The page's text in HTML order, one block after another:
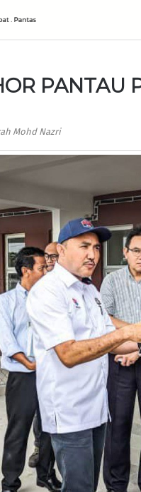
PANTAU
Mohd Nazri